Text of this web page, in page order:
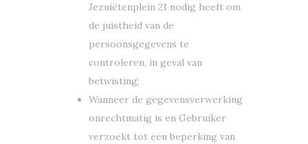
Jezuiëtenplein 21 nodig heeft om
de juistheid van de
persoonsgegevens te
controleren, in geval van
betwisting;
Wanneer de gegevensverwerking
onrechtmatig is en Gebruiker
verzoekt tot een beperking van